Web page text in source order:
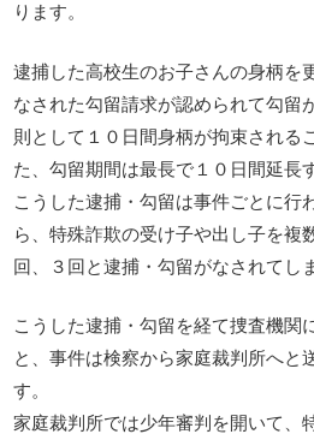
ります。
逮捕した高校生のお子さんの身柄を
なされた勾留請求が認められて勾留
則として１０日間身柄が拘束される
た、勾留期間は最長で１０日間延長
こうした逮捕・勾留は事件ごとに行
ら、特殊詐欺の受け子や出し子を複
回、３回と逮捕・勾留がなされてし
こうした逮捕・勾留を経て捜査機関
と、事件は検察から家庭裁判所へと
す。
家庭裁判所では少年審判を開いて、